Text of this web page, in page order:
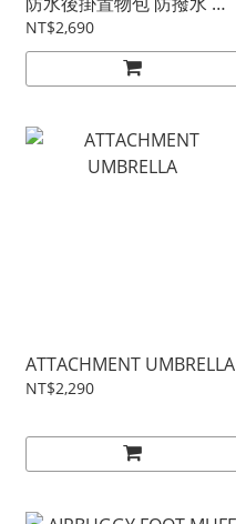
速拆卸 多功能置物空間 全
推車適用 黑色(預購)
NT$2,690
ATTACHMENT UMBRELLA
NT$2,290